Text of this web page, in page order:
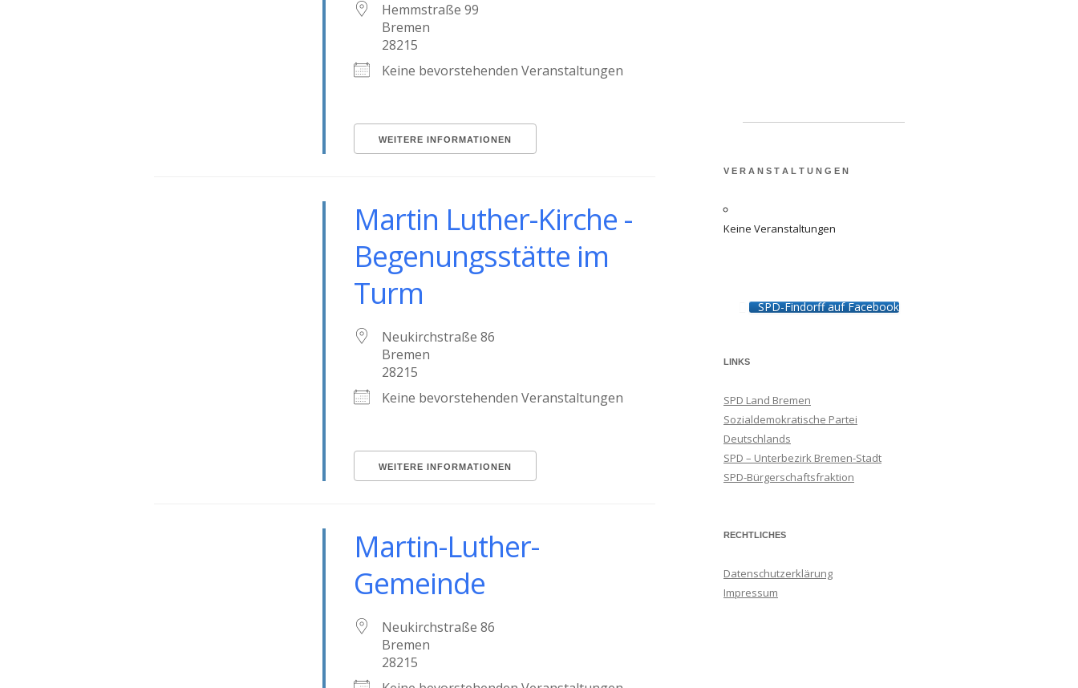
Hemmstraße 99
Bremen
28215
Keine bevorstehenden Veranstaltungen
WEITERE INFORMATIONEN
Martin Luther-Kirche -
Begenungsstätte im
Turm
Neukirchstraße 86
Bremen
28215
Keine bevorstehenden Veranstaltungen
WEITERE INFORMATIONEN
Martin-Luther-
Gemeinde
Neukirchstraße 86
Bremen
28215
V E R A N S T A L T U N G E N
Keine Veranstaltungen
SPD-Findorff auf Facebook
LINKS
SPD Land Bremen
Sozialdemokratische Partei
Deutschlands
SPD – Unterbezirk Bremen-Stadt
SPD-Bürgerschaftsfraktion
RECHTLICHES
Datenschutzerklärung
Impressum